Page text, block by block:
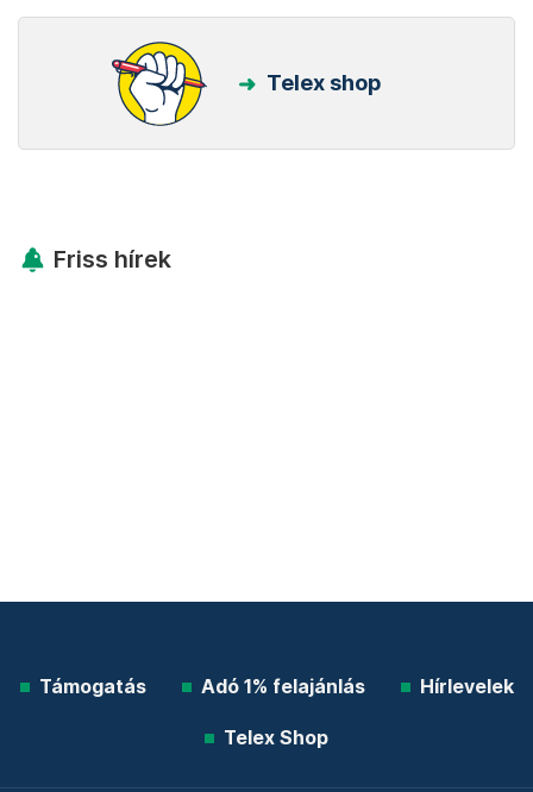
Telex shop
Friss hírek
Támogatás Adó 1% felajánlás Hírlevelek
Telex Shop